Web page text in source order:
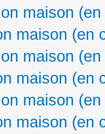
maison
maison (en
maison
maison (en
maison
maison (en